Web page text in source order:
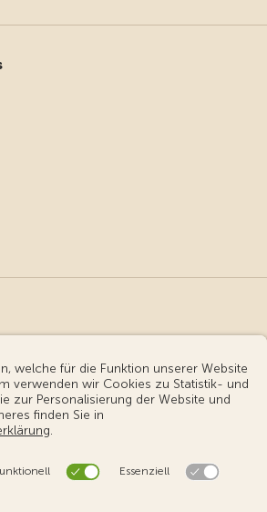
Touring Club Schweiz
- rechtliche Informationen